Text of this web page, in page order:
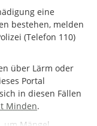
eine
bestehen, melden
(Telefon 110)
über Lärm oder
Portal
in diesen Fällen
Minden.